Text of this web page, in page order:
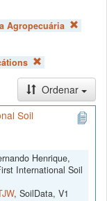
Agropecuária
Ordenar
Soil
Henrique,
International Soil
, SoilData, V1